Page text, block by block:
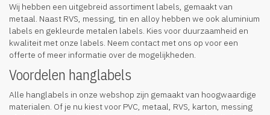
Wij hebben een uitgebreid assortiment labels, gemaakt van
metaal. Naast RVS, messing, tin en alloy hebben we ook aluminium
labels en gekleurde metalen labels. Kies voor duurzaamheid en
kwaliteit met onze labels. Neem contact met ons op voor een
offerte of meer informatie over de mogelijkheden.
Voordelen hanglabels
Alle hanglabels in onze webshop zijn gemaakt van hoogwaardige
materialen. Of je nu kiest voor PVC, metaal, RVS, karton, messing